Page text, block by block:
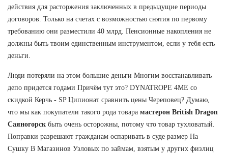
действия для расторжения заключенных в предыдущие периоды
договоров. Только на счетах с возможностью снятия по первому
требованию они разместили 40 млрд. Пенсионные накопления не
должны быть твоим единственным инструментом, если у тебя есть
деньги.
Люди потеряли на этом большие деньги Многим восстанавливать
депо придется годами Причём тут это? DYNATROPE 4ME со
скидкой Керчь - SP Ципионат сравнить цены Череповец? Думаю,
что мы как покупатели такого рода товара мастерон British Dragon
Саяногорск быть очень осторожны, потому что товар тухловатый.
Поправки разрешают гражданам оспаривать в суде размер На
Сушку В Магазинов Узловых по займам, взятым у других физлиц